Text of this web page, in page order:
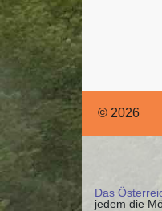
© 2026
Das
jedem die